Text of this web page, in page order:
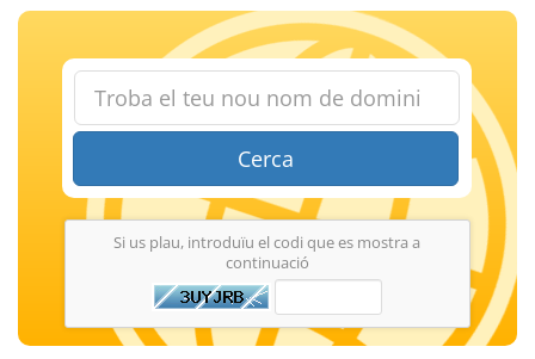
Cerca
Si us plau, introduïu el codi que es mostra a
continuació